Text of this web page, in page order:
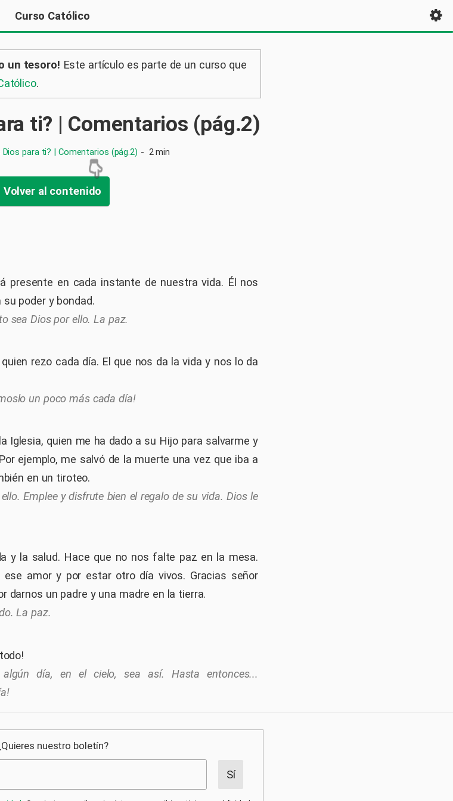
Curso Católico
un tesoro! Este artículo es parte de un curso que
.
ti? | Comentarios (pág.2)
Dios para ti? | Comentarios (pág.2) - 2 min
Volver al contenido
presente en cada instante de nuestra vida. Él nos
poder y bondad.
sea Dios por ello. La paz.
rezo cada día. El que nos da la vida y nos lo da
un poco más cada día!
Iglesia, quien me ha dado a su Hijo para salvarme y
ejemplo, me salvó de la muerte una vez que iba a
en un tiroteo.
Emplee y disfrute bien el regalo de su vida. Dios le
y la salud. Hace que no nos falte paz en la mesa.
ese amor y por estar otro día vivos. Gracias señor
darnos un padre y una madre en la tierra.
La paz.
día, en el cielo, sea así. Hasta entonces...
nuestro boletín?